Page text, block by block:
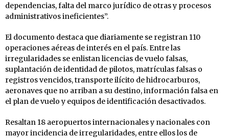
dependencias, falta del marco jurídico de otras y procesos
administrativos ineficientes”.
El documento destaca que diariamente se registran 110
operaciones aéreas de interés en el país. Entre las
irregularidades se enlistan licencias de vuelo falsas,
suplantación de identidad de pilotos, matrículas falsas o
registros vencidos, transporte ilícito de hidrocarburos,
aeronaves que no arriban a su destino, información falsa en
el plan de vuelo y equipos de identificación desactivados.
Resaltan 18 aeropuertos internacionales y nacionales con
mayor incidencia de irregularidades, entre ellos los de